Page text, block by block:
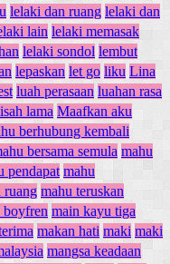
lelaki dan ruang lelaki dan
lain lelaki memasak
lelaki sondol lembut
lepaskan let go liku Lina
luah perasaan luahan rasa
lama Maafkan aku
berhubung kembali
bersama semula mahu
pendapat mahu
ruang mahu teruskan
boyfren main kayu tiga
makan hati maki maki
mangsa keadaan